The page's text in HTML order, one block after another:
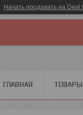
Начать продавать на
ГЛАВНАЯ ТОВАРЫ